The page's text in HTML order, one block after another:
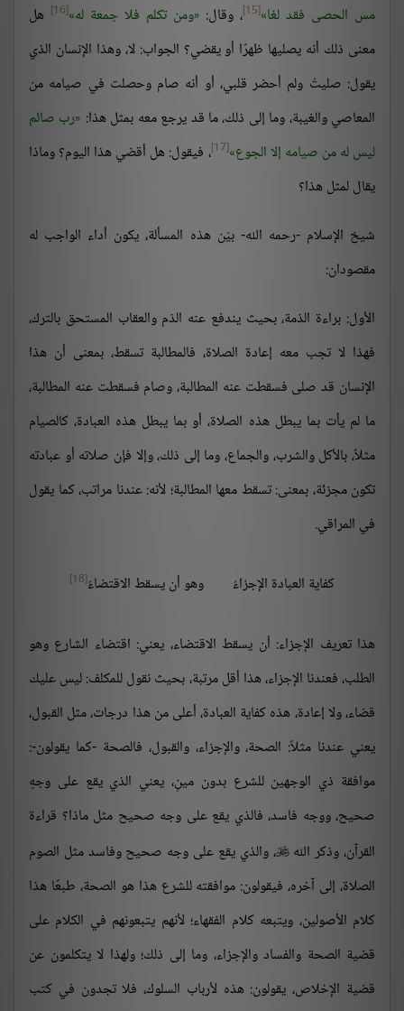
مس الحصى فقد لغا [15] ، وقال: ومن تكلم فلا جمعة له [16]
هل
معنى ذلك أنه يصليها ظهرًا أو يقضي؟ الجواب: لا، وهذا الإنسان الذي
يقول: صليتُ ولم أحضر قلبي، أو أنه صام وحصلت في صيامه من
المعاصي والغيبة، وما إلى ذلك، ما قد يرجع معه بمثل هذا: رب صائم
ليس له من صيامه إلا الجوع [17]
، فيقول: هل أقضي هذا اليوم؟ وماذا
يقال لمثل هذا؟
شيخ الإسلام -رحمه الله- بيّن هذه المسألة، يكون أداء الواجب له
مقصودان:
الأول: براءة الذمة، بحيث يندفع عنه الذم والعقاب المستحق بالترك،
فهذا لا تجب معه إعادة الصلاة، فالمطالبة تسقط، بمعنى أن هذا
الإنسان قد صلى فسقطت عنه المطالبة، وصام فسقطت عنه المطالبة،
ما لم يأت بما يبطل هذه الصلاة، أو بما يبطل هذه العبادة، كالصيام
مثلاً، بالأكل والشرب، والجماع، وما إلى ذلك، وإلا فإن صلاته أو عبادته
تكون مجزئة، بمعنى: تسقط معها المطالبة؛ لأنه: عندنا مراتب، كما يقول
في المراقي.
كفاية العبادة الإجزاءُ وهو أن يسقط الاقتضاءُ[18]
هذا تعريف الإجزاء: أن يسقط الاقتضاء، يعني: اقتضاء الشارع وهو
الطلب، فعندنا الإجزاء، هذا أقل مرتبة، بحيث نقول للمكلف: ليس عليك
قضاء، ولا إعادة، هذه كفاية العبادة، أعلى من هذا درجات، مثل القبول،
يعني عندنا مثلاً: الصحة، والإجزاء، والقبول، فالصحة -كما يقولون-:
موافقة ذي الوجهين للشرع بدون مينِ، يعني الذي يقع على وجهٍ
صحيح، ووجه فاسد، فالذي يقع على وجه صحيح مثل ماذا؟ قراءة
القرآن، وذكر الله، والذي يقع على وجه صحيح وفاسد مثل الصوم
الصلاة، إلى آخره، فيقولون: موافقته للشرع هذا هو الصحة، طبعًا هذا
كلام الأصولين، ويتبعه كلام الفقهاء؛ لأنهم يتبعونهم في الكلام على
قضية الصحة والفساد والإجزاء، وما إلى ذلك؛ ولهذا لا يتكلمون عن
قضية الإخلاص، يقولون: هذه لأرباب السلوك، فلا تجدون في كتب